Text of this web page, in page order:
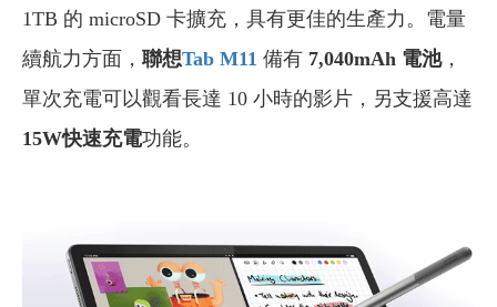
1TB 的 microSD 卡擴充，具有更佳的生產力。電量
續航力方面， 聯想Tab M11 備有 7,040mAh 電池，
單次充電可以觀看長達 10 小時的影片，另支援高達
15W快速充電功能。